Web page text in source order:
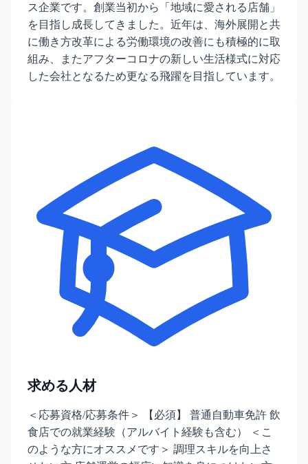
ス企業です。創業当初から「地域に愛される店舗」
を目指し成長してきました。近年は、海外展開と共
に働き方改革による労働環境の改善にも積極的に取
組み、またアフターコロナの新しい生活様式に対応
した会社となるため更なる飛躍を目指しています。
求める人材
＜応募資格/応募条件＞ 【必須】 普通自動車免許 飲
食店での就業経験（アルバイト経験も含む） ＜こ
のような方にオススメです＞ 調理スキルを向上さ